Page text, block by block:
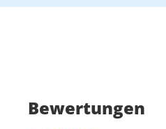
Bewertungen